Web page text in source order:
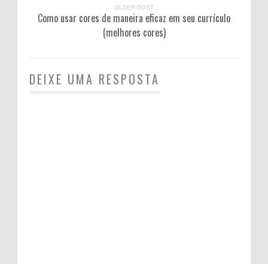
OLDER POST
Como usar cores de maneira eficaz em seu currículo
(melhores cores)
DEIXE UMA RESPOSTA